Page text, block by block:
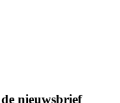
nieuwsbrief